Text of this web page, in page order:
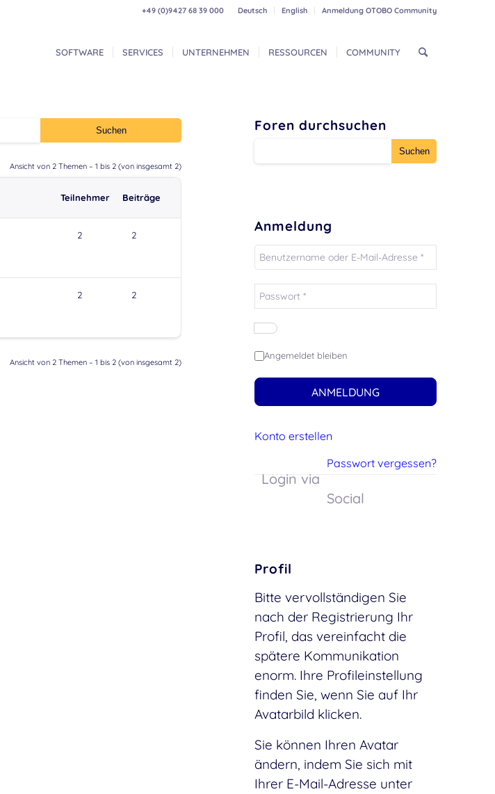
Deutsch English Anmeldung OTOBO Community
+49 (0)9427 68 39 000
SOFTWARE SERVICES UNTERNEHMEN RESSOURCEN COMMUNITY
Ansicht von 2 Themen – 1 bis 2 (von insgesamt 2)
Teilnehmer Beiträge
2 2
2 2
Ansicht von 2 Themen – 1 bis 2 (von insgesamt 2)
Foren durchsuchen
Anmeldung
Angemeldet bleiben
ANMELDUNG
Konto erstellen
Passwort vergessen?
Login via
Social
Profil
Bitte vervollständigen Sie
nach der Registrierung Ihr
Profil, das vereinfacht die
spätere Kommunikation
enorm. Ihre Profileinstellung
finden Sie, wenn Sie auf Ihr
Avatarbild klicken.
Sie können Ihren Avatar
ändern, indem Sie sich mit
Ihrer E-Mail-Adresse unter